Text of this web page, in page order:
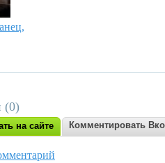
(0)
на сайте Комментировать